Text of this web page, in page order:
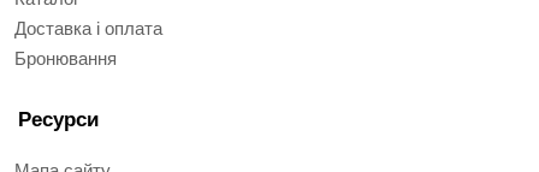
Доставка і оплата
Бронювання
Ресурси